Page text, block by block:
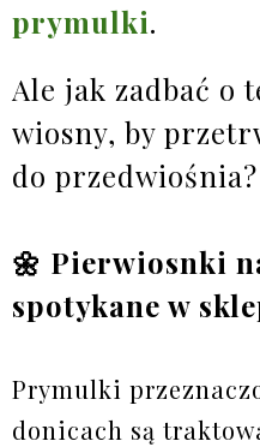
prymulki.
Ale jak zadbać o
wiosny, by
do przedwiośnia?
🌼 Pierwiosnki
spotykane w
Prymulki
donicach są